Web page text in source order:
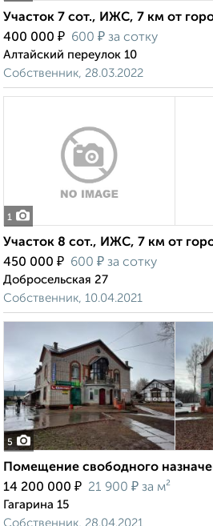
Участок 7 сот., ИЖС, 7 км от
400 000 ₽ 600 ₽ за сотку
Алтайский переулок 10
Собственник, 28.03.2022
1
Участок 8 сот., ИЖС, 7 км от
450 000 ₽ 600 ₽ за сотку
Добросельская 27
Собственник, 10.04.2021
5
Помещение свободного
14 200 000 ₽ 21 900 ₽ за м²
Гагарина 15
Собственник, 28.04.2021